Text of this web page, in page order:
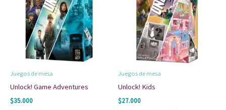
Juegos de mesa
Unlock! Game Adventures
$35.000
Juegos de mesa
Unlock! Kids
$27.000